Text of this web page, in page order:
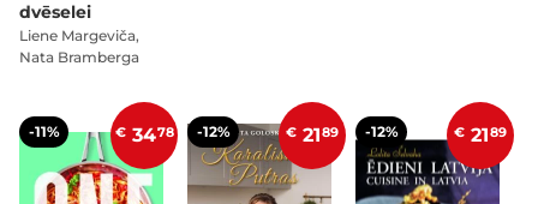
dvēselei
Liene Margeviča,
Nata Bramberga
-11% € 3478 -12% € 2189 -12% € 2189